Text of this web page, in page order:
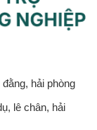
hải phòng
lê chân, hải